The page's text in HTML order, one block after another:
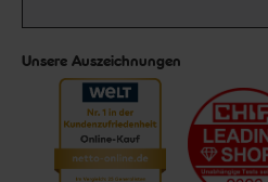
Unsere Auszeichnungen